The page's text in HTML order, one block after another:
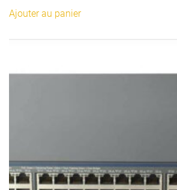
Ajouter au panier